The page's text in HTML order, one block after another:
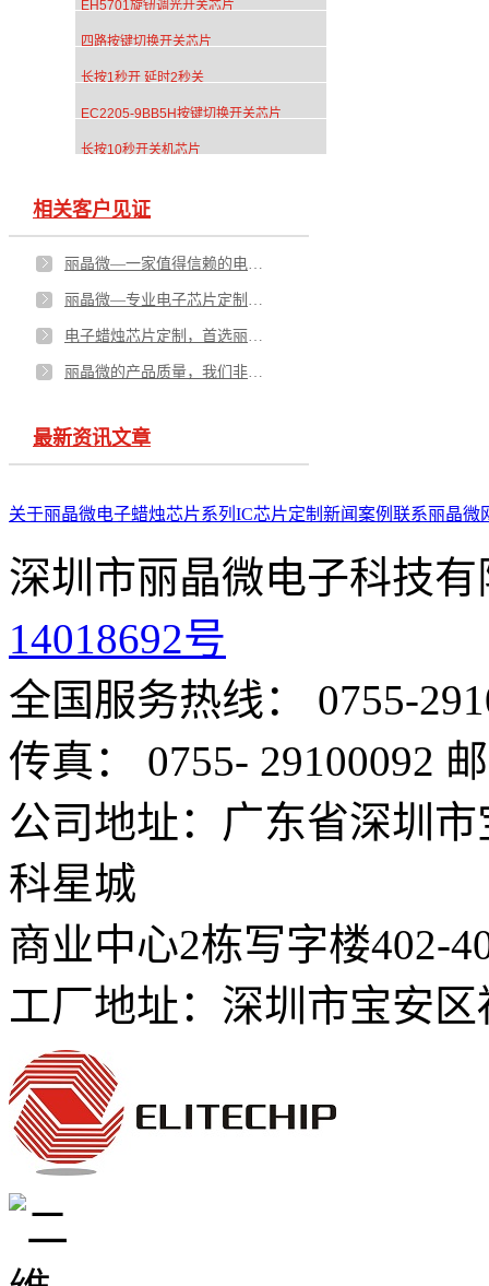
EH5701旋钮调光开关芯片
四路按键切换开关芯片
长按1秒开 延时2秒关
EC2205-9BB5H按键切换开关芯片
长按10秒开关机芯片
相关客户见证
最新资讯文章
关于丽晶微电子蜡烛芯片系列 IC芯片定制 新闻案例 联系丽晶微
深圳市丽晶微电子科技
14018692号
全国服务热线： 0755-
传真： 0755- 29100092
公司地址：广东省深圳
科星城
商业中心2栋写字楼402-
工厂地址：深圳市宝安